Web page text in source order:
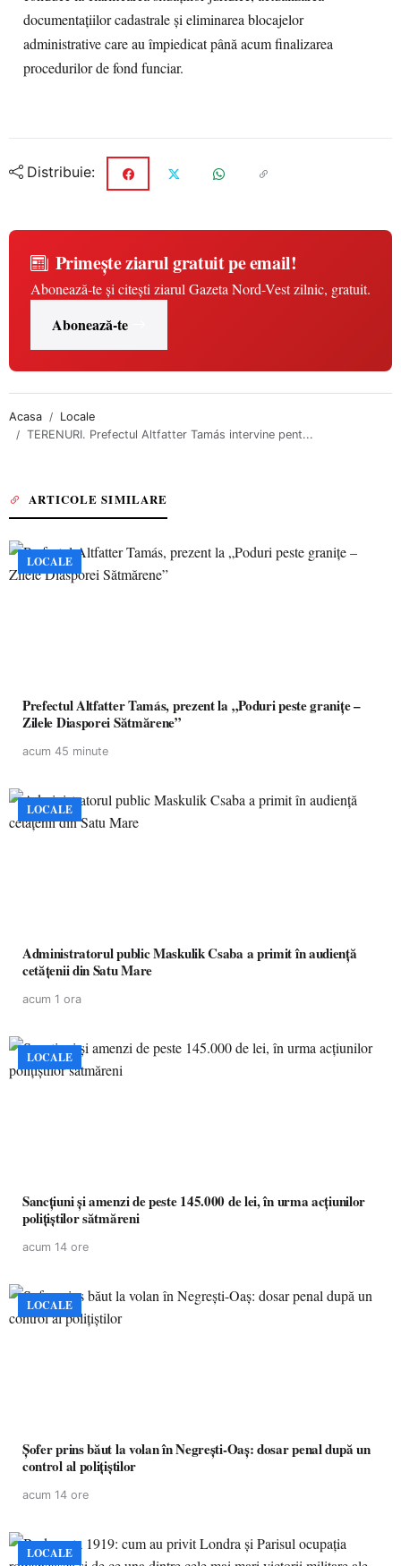
documentațiilor cadastrale și eliminarea blocajelor
administrative care au împiedicat până acum finalizarea
procedurilor de fond funciar.
Distribuie:
Primește ziarul gratuit pe email!
Abonează-te și citești ziarul Gazeta Nord-Vest zilnic, gratuit.
Abonează-te
Acasa
Locale
TERENURI. Prefectul Altfatter Tamás intervine pent...
ARTICOLE SIMILARE
LOCALE
Prefectul Altfatter Tamás, prezent la „Poduri peste granițe –
Zilele Diasporei Sătmărene”
acum 45 minute
LOCALE
Administratorul public Maskulik Csaba a primit în audiență
cetățenii din Satu Mare
acum 1 ora
LOCALE
Sancțiuni și amenzi de peste 145.000 de lei, în urma acțiunilor
polițiștilor sătmăreni
acum 14 ore
LOCALE
Șofer prins băut la volan în Negrești-Oaș: dosar penal după un
control al polițiștilor
acum 14 ore
LOCALE